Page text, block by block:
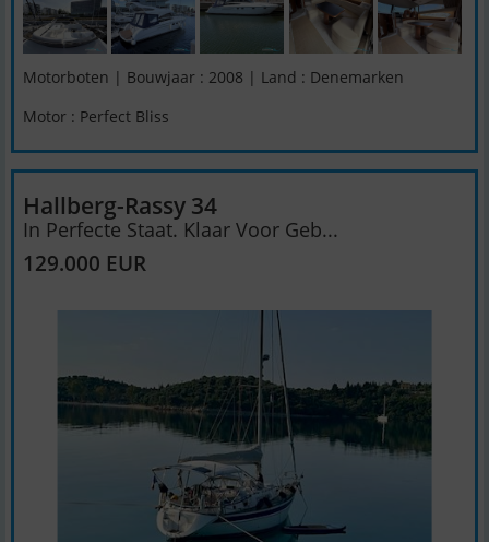
Motorboten | Bouwjaar : 2008 | Land : Denemarken
Motor : Perfect Bliss
Hallberg-Rassy 34
In Perfecte Staat. Klaar Voor Geb...
129.000 EUR